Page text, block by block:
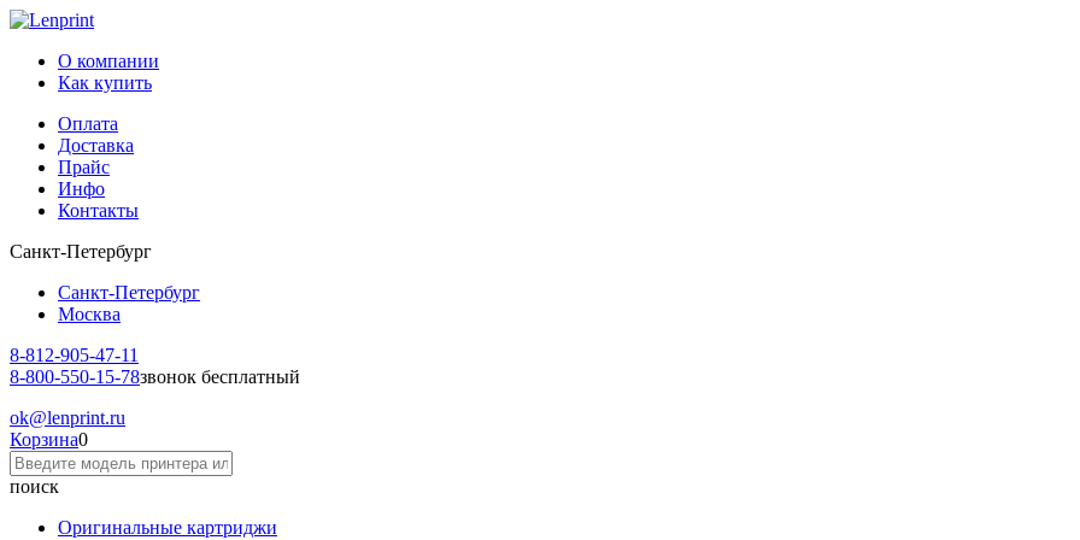
О компании
Как купить
Оплата
Доставка
Прайс
Инфо
Контакты
Санкт-Петербург
Санкт-Петербург
Москва
8-812-905-47-11
8-800-550-15-78звонок бесплатный
ok@lenprint.ru
Корзина0
поиск
Оригинальные картриджи